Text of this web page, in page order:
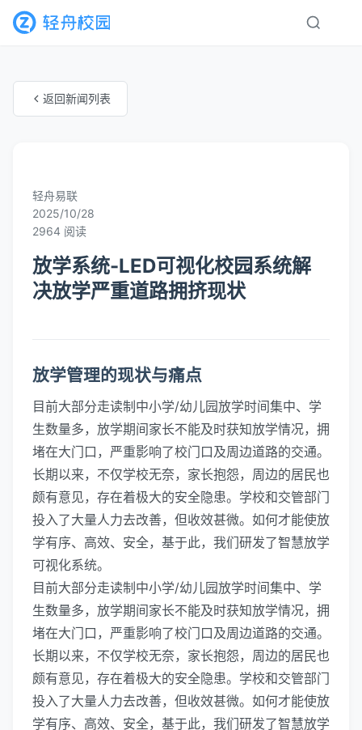
返回新闻列表
轻舟易联
2025/10/28
2964 阅读
放学系统-LED可视化校园系统解
决放学严重道路拥挤现状
放学管理的现状与痛点
目前大部分走读制中小学/幼儿园放学时间集中、学
生数量多，放学期间家长不能及时获知放学情况，拥
堵在大门口，严重影响了校门口及周边道路的交通。
长期以来，不仅学校无奈，家长抱怨，周边的居民也
颇有意见，存在着极大的安全隐患。学校和交管部门
投入了大量人力去改善，但收效甚微。如何才能使放
学有序、高效、安全，基于此，我们研发了智慧放学
可视化系统。
目前大部分走读制中小学/幼儿园放学时间集中、学
生数量多，放学期间家长不能及时获知放学情况，拥
堵在大门口，严重影响了校门口及周边道路的交通。
长期以来，不仅学校无奈，家长抱怨，周边的居民也
颇有意见，存在着极大的安全隐患。学校和交管部门
投入了大量人力去改善，但收效甚微。如何才能使放
学有序、高效、安全，基于此，我们研发了智慧放学